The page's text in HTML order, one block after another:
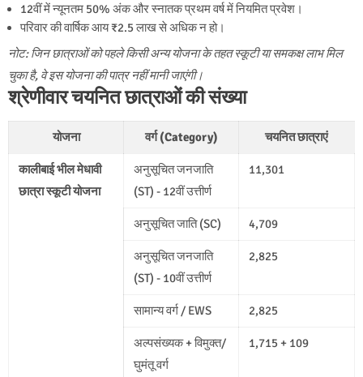
12वीं में न्यूनतम 50% अंक और स्नातक प्रथम वर्ष में नियमित प्रवेश।
परिवार की वार्षिक आय ₹2.5 लाख से अधिक न हो।
नोट: जिन छात्राओं को पहले किसी अन्य योजना के तहत स्कूटी या समकक्ष लाभ मिल
चुका है, वे इस योजना की पात्र नहीं मानी जाएंगी।
श्रेणीवार चयनित छात्राओं की संख्या
योजना वर्ग (Category) चयनित छात्राएं
कालीबाई भील मेधावी
छात्रा स्कूटी योजना
अनुसूचित जनजाति
(ST) - 12वीं उत्तीर्ण
11,301
अनुसूचित जाति (SC) 4,709
अनुसूचित जनजाति
(ST) - 10वीं उत्तीर्ण
2,825
सामान्य वर्ग / EWS 2,825
अल्पसंख्यक + विमुक्त/
घुमंतू वर्ग
1,715 + 109